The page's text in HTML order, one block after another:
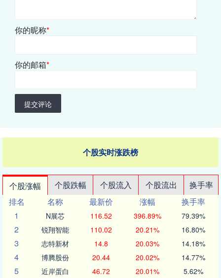
你的昵称*
你的邮箱*
提交评论
个股实时涨跌榜
个股涨幅 个股跌幅 个股流入 个股流出
换手率
排名
名称 最新价 涨幅
换手率
1
N展芯 116.52 396.89% 79.39%
2 锐翔智能 110.02 20.21% 16.80%
3 志特新材 14.8 20.03% 14.18%
4 博腾股份 20.44 20.02% 14.77%
5 近岸蛋白 46.72 20.01% 5.62%